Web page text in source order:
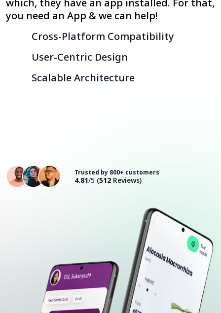
which, they have an app installed. For that,
you need an App & we can help!
Cross-Platform Compatibility
User-Centric Design
Scalable Architecture
Trusted by 800+ customers
4.81/5 (512 Reviews)